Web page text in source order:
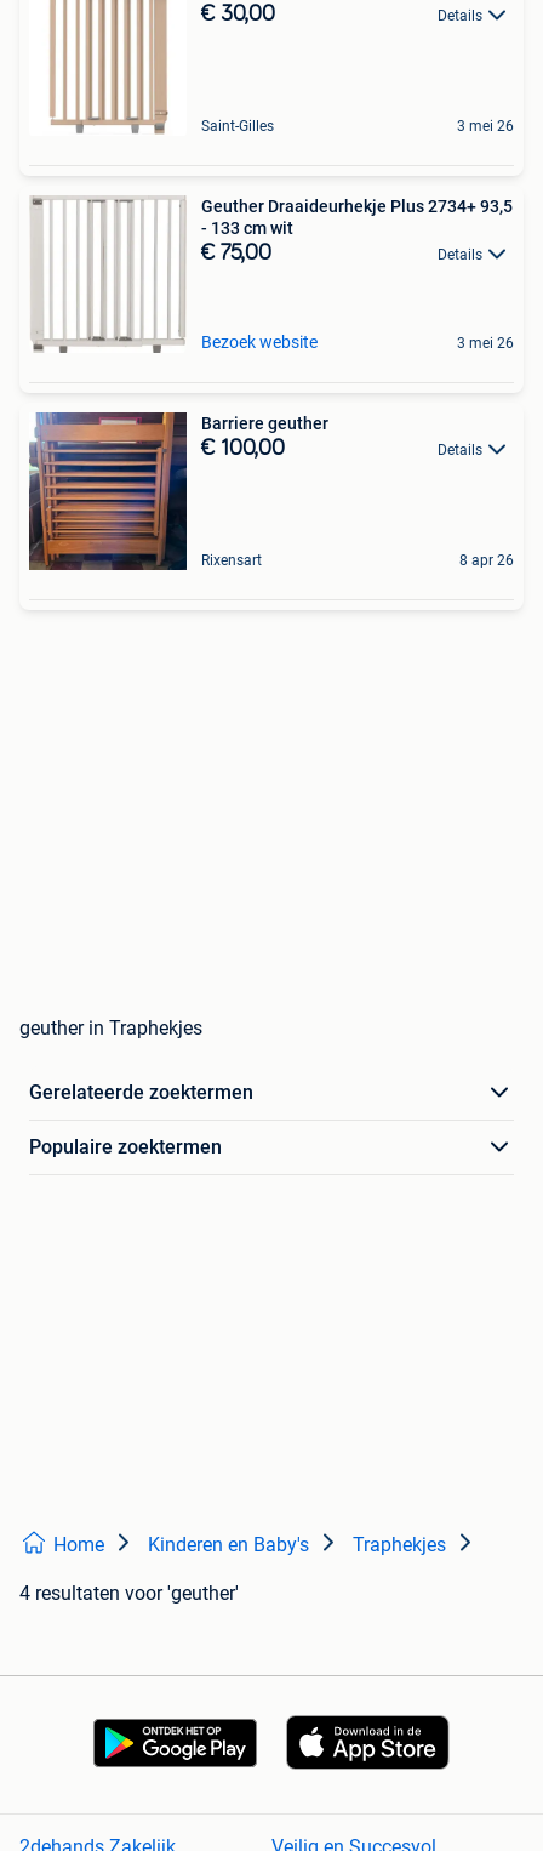
€ 30,00 Details
Saint-Gilles 3 mei 26
Geuther Draaideurhekje Plus 2734+ 93,5
- 133 cm wit
€ 75,00 Details
Bezoek website 3 mei 26
Barriere geuther
€ 100,00 Details
Rixensart 8 apr 26
geuther in Traphekjes
Gerelateerde zoektermen
Populaire zoektermen
Home Kinderen en Baby's Traphekjes
4 resultaten voor 'geuther'